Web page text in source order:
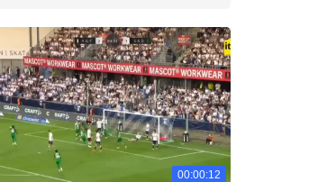
00:00:12